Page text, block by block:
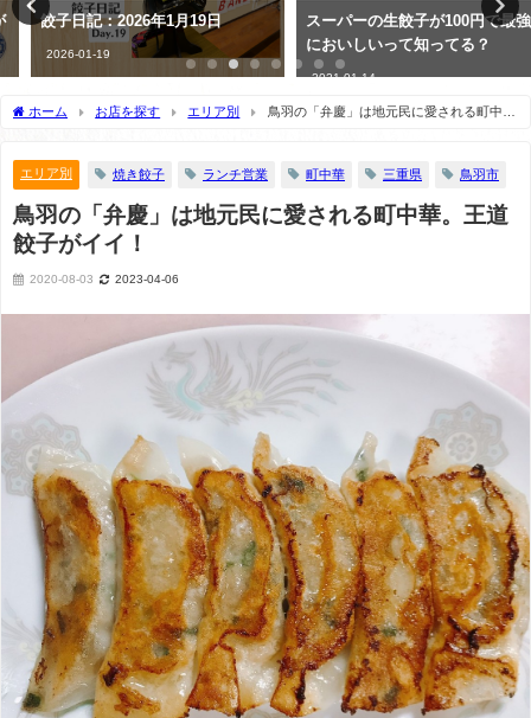
餃子日記：2026年1月19日
2026-01-19
スーパーの生餃子が100円で最強
においしいって知ってる？
2021-01-14
ホーム お店を探す エリア別
鳥羽の「弁慶」は地元民に愛される町中
エリア別 焼き餃子 ランチ営業 町中華 三重県 鳥羽市
鳥羽の「弁慶」は地元民に愛される町中華。王道
餃子がイイ！
2020-08-03 2023-04-06